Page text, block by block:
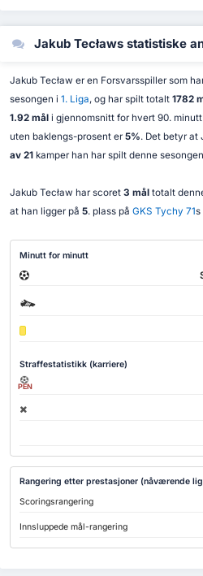
Jakub Tecławs statistiske
Jakub Tecław er en Forsvarsspiller som
sesongen i 1. Liga, og har spilt totalt 1782
1.92 måli gjennomsnitt for hvert 90.
uten baklengs-prosent er 5%. Det betyr at
av 21kamper han har spilt denne
Jakub Tecław har scoret 3 måltotalt
at han ligger på 5. plass på GKS Tychy 71s
Minutt for minutt
Straffestatistikk (karriere)
PEN
Rangering etter prestasjoner (nåværende
Scoringsrangering
Innsluppede mål-rangering